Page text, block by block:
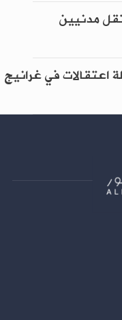
مدنيين
اعتقالات في غرانيج